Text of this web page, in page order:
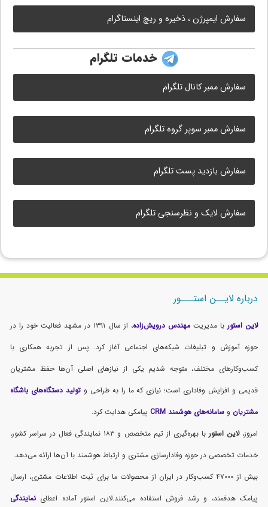
سفارش ایمپرژن ، ذخیره و ریچ اینستاگرام
خدمات تلگرام
سفارش ممبر کانال تلگرام
سفارش ممبر سوپر گروه تلگرام
سفارش بازدید پست تلگرام
سفارش لایک و نظرسنجی تلگرام